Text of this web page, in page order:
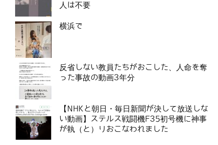
人は不要
横浜で
反省しない教員たちがおこした、人命を奪
った事故の動画3年分
【NHKと朝日・毎日新聞が決して放送しな
い動画】ステルス戦闘機F35初号機に神事
が執（と）りおこなわれました